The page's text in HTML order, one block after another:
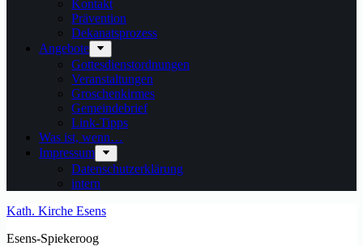
Kontakt
Prävention
Dekanatsprozess
Angebote
Gottesdienstordnungen
Veranstaltungen
Groschenkirmes
Gemeindebrief
Link-Tipps
Was ist, wenn…
Impressum
Datenschutzerklärung
intern
Kath. Kirche Esens
Esens-Spiekeroog